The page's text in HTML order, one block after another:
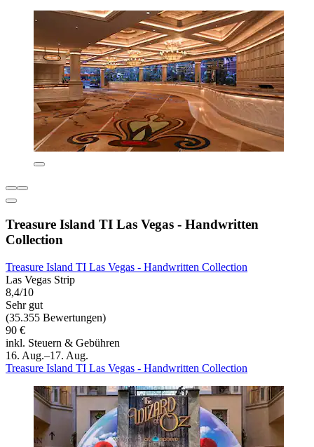
Treasure Island TI Las Vegas - Handwritten
Collection
Treasure Island TI Las Vegas - Handwritten Collection
Las Vegas Strip
8,4/10
Sehr gut
(35.355 Bewertungen)
90 €
inkl. Steuern & Gebühren
16. Aug.–17. Aug.
Treasure Island TI Las Vegas - Handwritten Collection